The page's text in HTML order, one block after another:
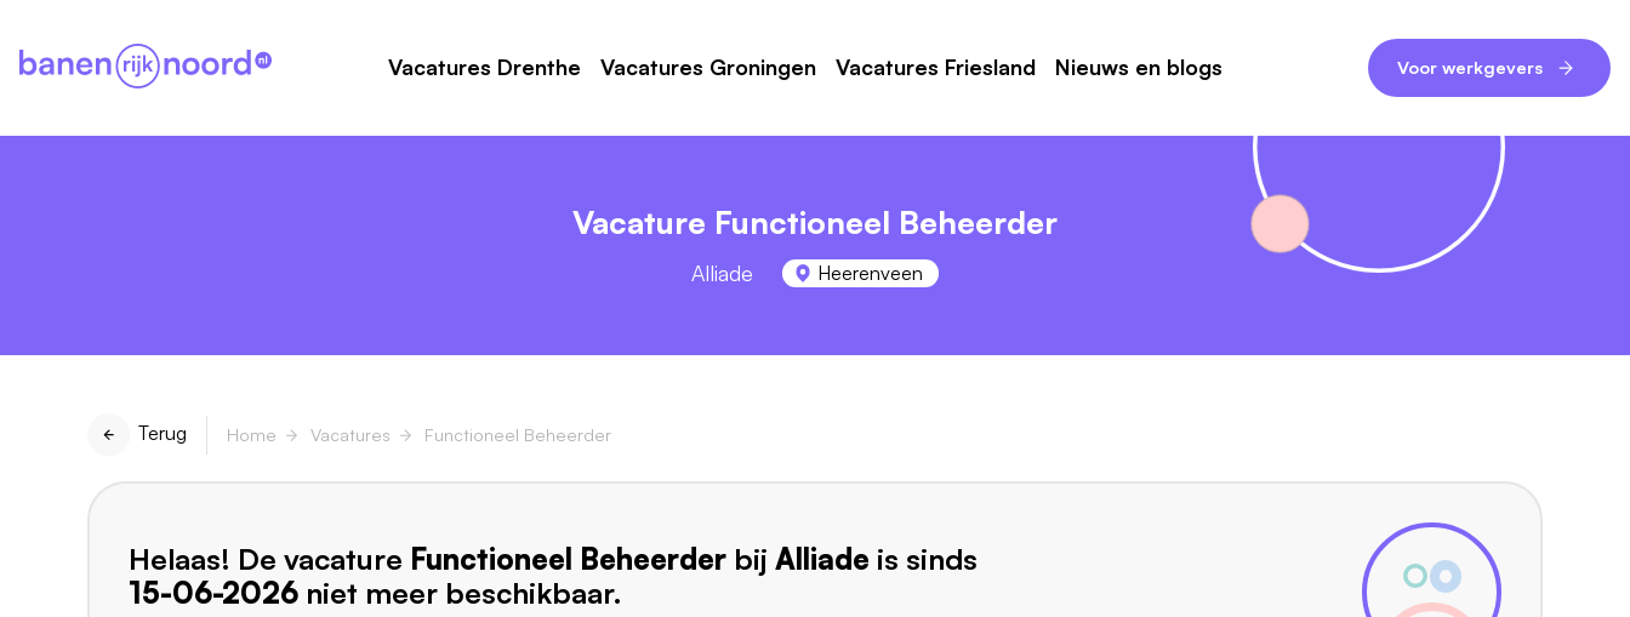
Vacatures Drenthe Vacatures Groningen Vacatures Friesland Nieuws en blogs Voor werkgevers
Vacature Functioneel Beheerder
Alliade Heerenveen
Terug Home Vacatures Functioneel Beheerder
Helaas! De vacature Functioneel Beheerder bij Alliade is sinds
15-06-2026 niet meer beschikbaar.